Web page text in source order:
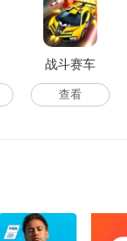
战斗赛车
查看